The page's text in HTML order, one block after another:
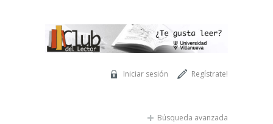
Regístrate!
Iniciar sesión
Búsqueda avanzada